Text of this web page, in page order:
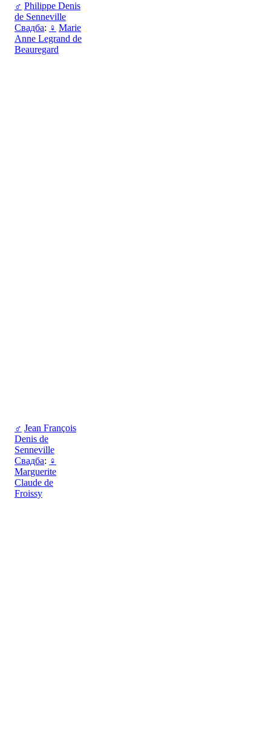
♂ Philippe Denis
de Senneville
Свадба: ♀ Marie
Anne Legrand de
Beauregard
♂ Jean François
Denis de
Senneville
Свадба: ♀
Marguerite
Claude de
Froissy